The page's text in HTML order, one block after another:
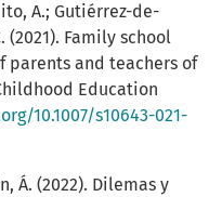
A.; Gutiérrez-de-
(2021). Family school
parents and teachers of
Education
10.1007/s10643-021-
Á. (2022). Dilemas y